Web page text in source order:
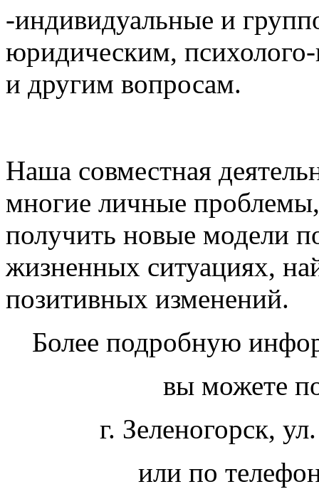
-индивидуальные и
юридическим,
и другим вопросам.
Наша совместная
многие личные проблемы,
получить новые модели
жизненных ситуациях,
позитивных изменений.
Более подробную
вы можете
г. Зеленогорск,
или по